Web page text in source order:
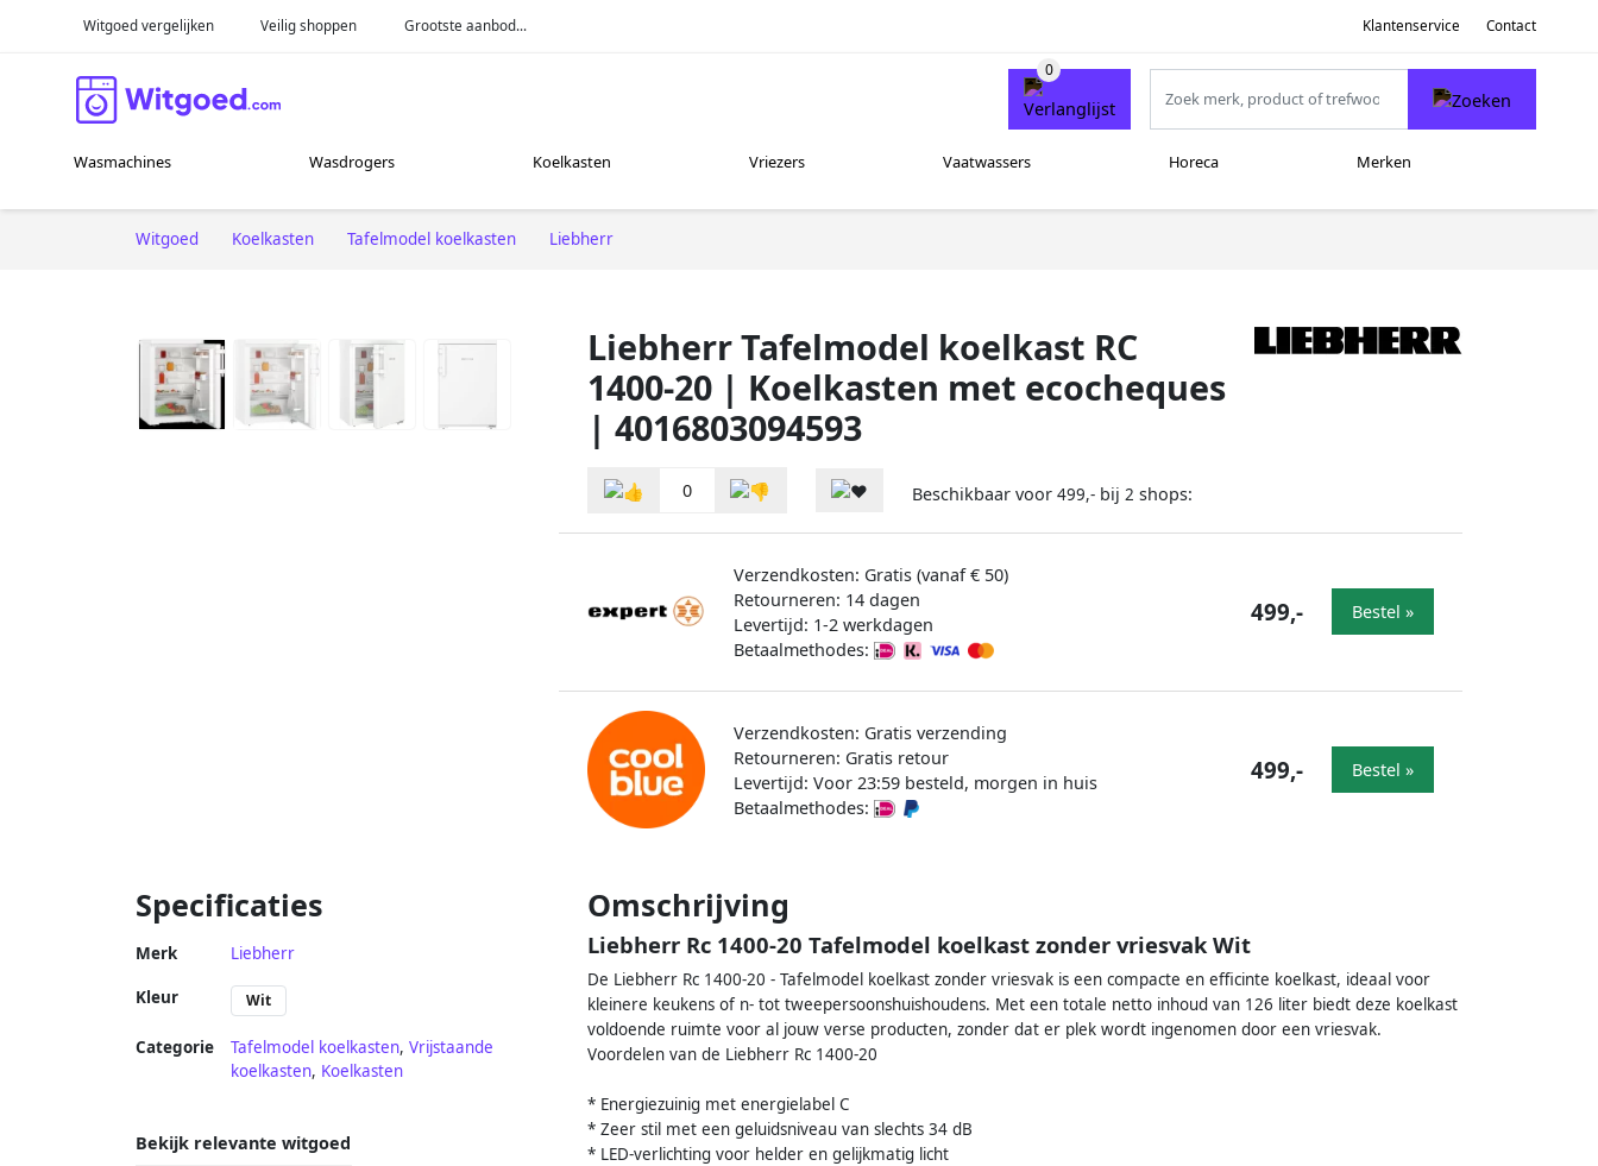
Witgoed vergelijken Veilig shoppen Grootste aanbod... Klantenservice Contact
Wasmachines Wasdrogers Koelkasten Vriezers Vaatwassers Horeca Merken
Witgoed Koelkasten Tafelmodel koelkasten Liebherr
Liebherr Tafelmodel koelkast RC
1400-20 | Koelkasten met ecocheques
| 4016803094593
0 Beschikbaar voor 499,- bij 2 shops:
Verzendkosten: Gratis (vanaf € 50)
Retourneren: 14 dagen
Levertijd: 1-2 werkdagen
Betaalmethodes:
499,- Bestel »
Verzendkosten: Gratis verzending
Retourneren: Gratis retour
Levertijd: Voor 23:59 besteld, morgen in huis
Betaalmethodes:
499,- Bestel »
Specificaties
Merk Liebherr
Kleur Wit
Categorie Tafelmodel koelkasten, Vrijstaande
koelkasten, Koelkasten
Omschrijving
Liebherr Rc 1400-20 Tafelmodel koelkast zonder vriesvak Wit
De Liebherr Rc 1400-20 - Tafelmodel koelkast zonder vriesvak is een compacte en efficinte koelkast, ideaal voor
kleinere keukens of n- tot tweepersoonshuishoudens. Met een totale netto inhoud van 126 liter biedt deze koelkast
voldoende ruimte voor al jouw verse producten, zonder dat er plek wordt ingenomen door een vriesvak.
Voordelen van de Liebherr Rc 1400-20
* Energiezuinig met energielabel C
* Zeer stil met een geluidsniveau van slechts 34 dB
* LED-verlichting voor helder en gelijkmatig licht
Bekijk relevante witgoed